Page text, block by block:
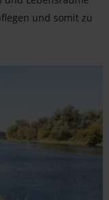
und somit zu